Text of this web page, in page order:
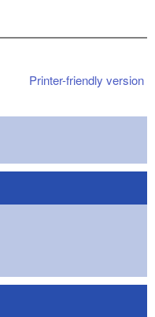
Printer-friendly version